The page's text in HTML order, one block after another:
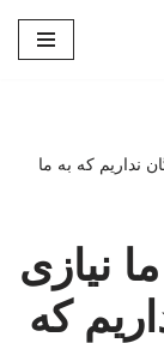
نداریم که به ما
نیازی
که